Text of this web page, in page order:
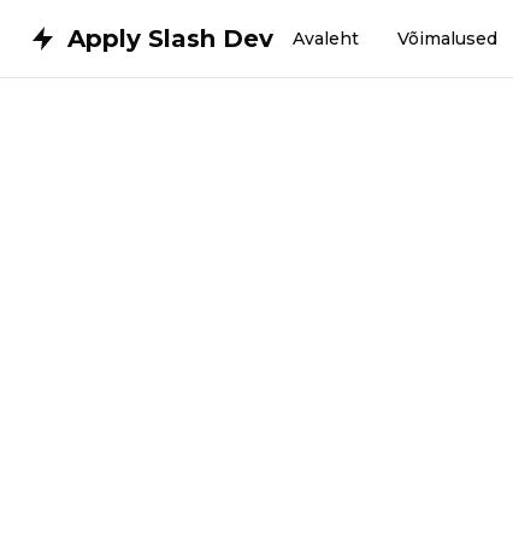
Apply Slash Dev Avaleht Võimalused